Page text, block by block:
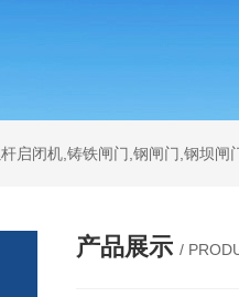
启闭机,铸铁闸门,钢闸门,钢坝
产品展示 /